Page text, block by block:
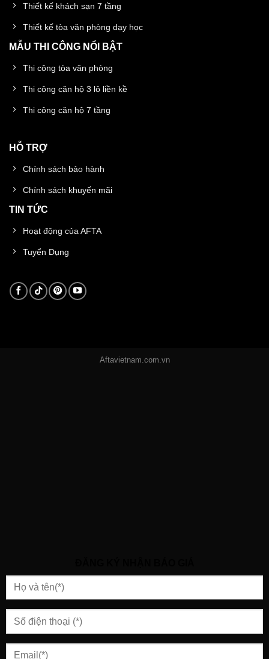
Thiết kế khách sạn 7 tầng
Thiết kế tòa văn phòng dạy học
MẪU THI CÔNG NỔI BẬT
Thi công tòa văn phòng
Thi công căn hộ 3 lô liền kề
Thi công căn hộ 7 tầng
HỖ TRỢ
Chính sách bảo hành
Chính sách khuyến mãi
TIN TỨC
Hoạt động của AFTA
Tuyển Dụng
Aftavietnam.com.vn